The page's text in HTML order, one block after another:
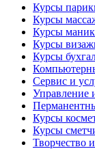
Курсы
Курсы
Курсы
Курсы
Курсы
Сервис и
Управление
Курсы
Курсы
Творчество